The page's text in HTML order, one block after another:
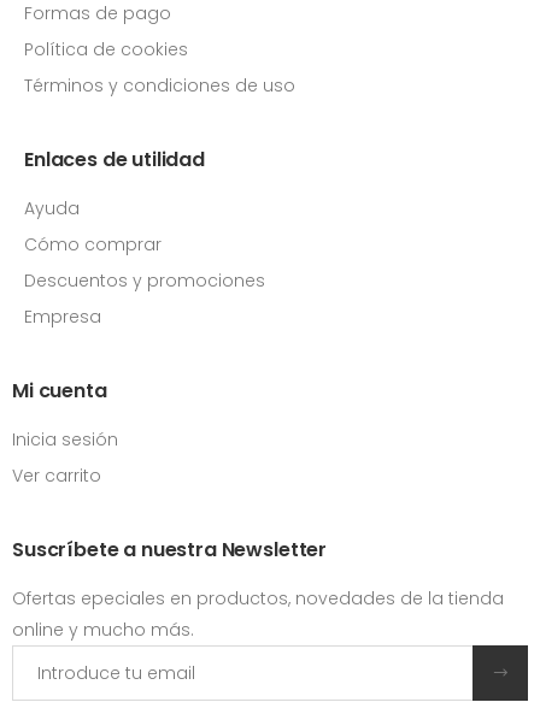
Formas de pago
Política de cookies
Términos y condiciones de uso
Enlaces de utilidad
Ayuda
Cómo comprar
Descuentos y promociones
Empresa
Mi cuenta
Inicia sesión
Ver carrito
Suscríbete a nuestra Newsletter
Ofertas epeciales en productos, novedades de la tienda
online y mucho más.